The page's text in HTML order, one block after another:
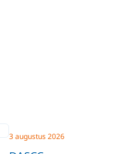
3 augustus 2026